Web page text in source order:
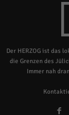
Der HERZOG ist das
die Grenzen des
Immer nah